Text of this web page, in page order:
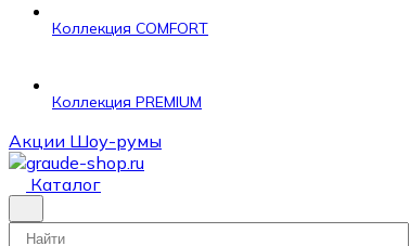
Коллекция COMFORT
Коллекция PREMIUM
Акции Шоу-румы
Каталог